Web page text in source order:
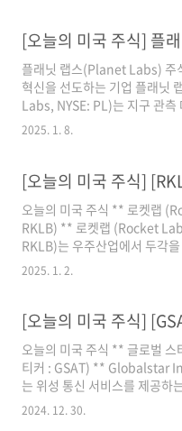
Airplanes) 💎 보잉의 상업용
루션을 제공합니다. 주요 고객
씨 및 물류 관련 산업으로, 실시
분석을 통해 효율성과 경쟁력
합니다.2. 사업 모델과 주요 서
로벌은 다음과 같은 주요 서비
다:AIS(자동 식별 시스템) 데이
보를 실시간으로 파악할..
플래닛 랩스(Planet Labs) 주
혁신을 선도하는 기업 플래닛
Labs, NYSE: PL)는 지구 관측
는 위성 데이터 기업으로, 전 세
리스크 등을 상세히 살펴보겠
랩스 소개(1) 회사 개요 플래닛
미국 샌프란시스코에서 설립된
위성 네트워크를 통해 지구 표
여 데이터를 수집, 분석, 제공
약 200개 이상의 위성(Dove,
주요 서..
2025. 1. 8.
오늘의 미국 주식 ** 로켓랩
RKLB) ** 로켓랩 (Rocket
RKLB)는 우주산업에서 두각
신적인 기업입니다. 회사는 소
발사 서비스를 제공하고, 우주
고 있습니다. 아래는 로켓랩에
입니다:1. 회사 개요 설립:
니아주 롱비치, 미국 주요 서비
(Electron) 위성 플랫폼 설계
(Photon) 재사용 가능한 중형
(Neutron) 우주 시스템 설계 및
2025. 1. 2.
오늘의 미국 주식 ** 글로벌
티커 : GSAT) ** Globalstar
는 위성 통신 서비스를 제공하
로, 전 세계에 음성 및 데이터 통
합니다. 주요 서비스 및 제품: 위
2024. 12. 30.